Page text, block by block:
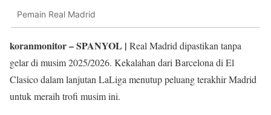
Pemain Real Madrid
koranmonitor– SPANYOL | Real Madrid dipastikan tanpa
gelar di musim 2025/2026. Kekalahan dari Barcelona di El
Clasico dalam lanjutan LaLiga menutup peluang terakhir Madrid
untuk meraih trofi musim ini.